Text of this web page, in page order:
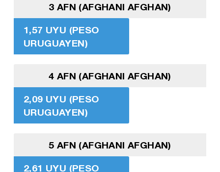
3 AFN (AFGHANI AFGHAN)
1,57 UYU (PESO
URUGUAYEN)
4 AFN (AFGHANI AFGHAN)
2,09 UYU (PESO
URUGUAYEN)
5 AFN (AFGHANI AFGHAN)
2,61 UYU (PESO